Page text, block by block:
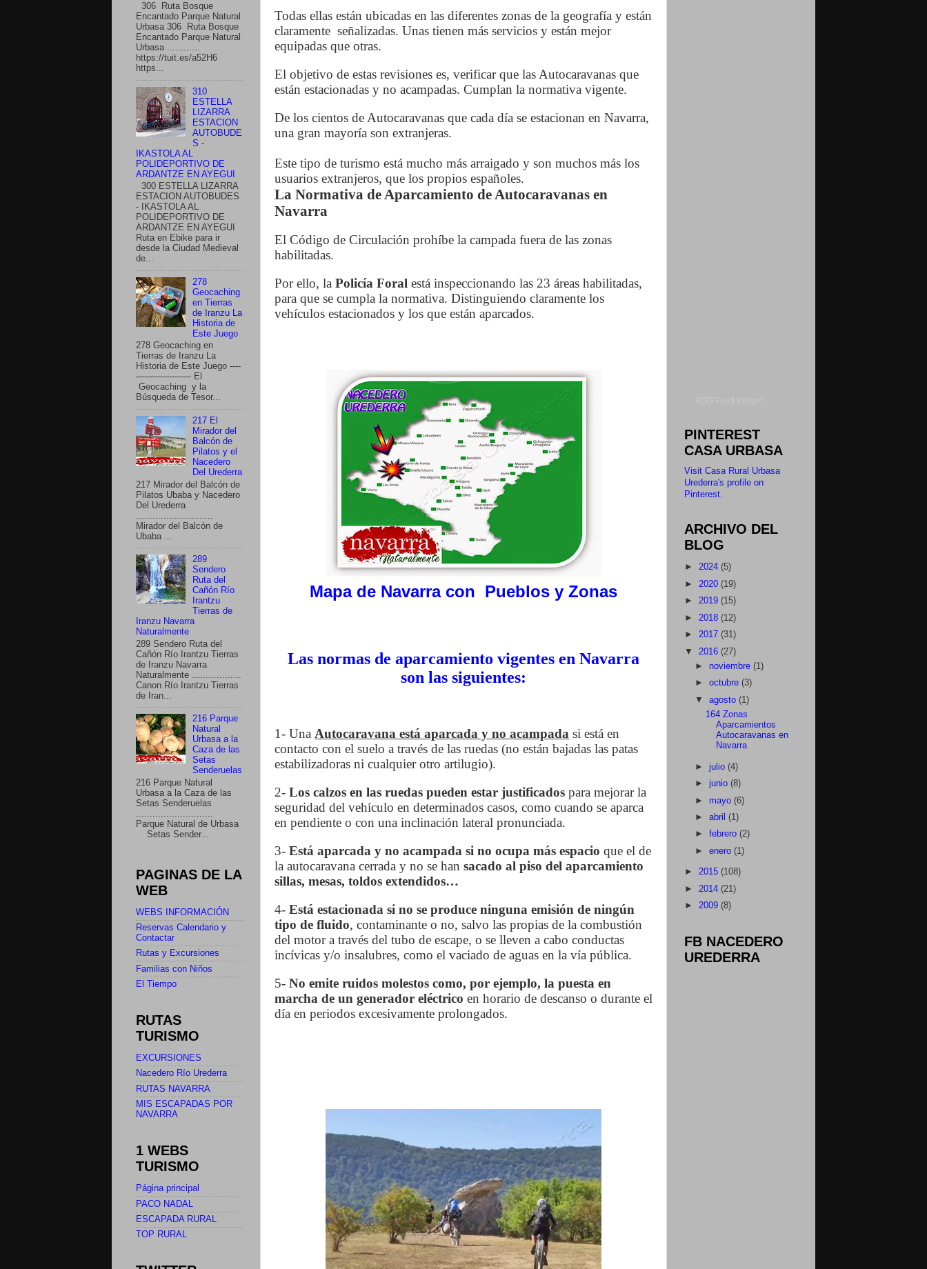
Todas ellas están ubicadas en las diferentes zonas de la geografía y están
claramente señalizadas. Unas tienen más servicios y están mejor
equipadas que otras.
El objetivo de estas revisiones es, verificar que las Autocaravanas que
están estacionadas y no acampadas. Cumplan la normativa vigente.
De los cientos de Autocaravanas que cada día se estacionan en Navarra,
una gran mayoría son extranjeras.
Este tipo de turismo está mucho más arraigado y son muchos más los
usuarios extranjeros, que los propios españoles.
La Normativa de Aparcamiento de Autocaravanas en
Navarra
El Código de Circulación prohíbe la campada fuera de las zonas
habilitadas.
Por ello, la Policía Foral está inspeccionando las 23 áreas habilitadas,
para que se cumpla la normativa. Distinguiendo claramente los
vehículos estacionados y los que están aparcados.
Mapa de Navarra con Pueblos y Zonas
Las normas de aparcamiento vigentes en Navarra
son las siguientes:
1- Una Autocaravana está aparcada y no acampada si está en
contacto con el suelo a través de las ruedas (no están bajadas las patas
estabilizadoras ni cualquier otro artilugio).
2- Los calzos en las ruedas pueden estar justificados para mejorar la
seguridad del vehículo en determinados casos, como cuando se aparca
en pendiente o con una inclinación lateral pronunciada.
3- Está aparcada y no acampada si no ocupa más espacio que el de
la autocaravana cerrada y no se han sacado al piso del aparcamiento
sillas, mesas, toldos extendidos…
4- Está estacionada si no se produce ninguna emisión de ningún
tipo de fluido, contaminante o no, salvo las propias de la combustión
del motor a través del tubo de escape, o se lleven a cabo conductas
incívicas y/o insalubres, como el vaciado de aguas en la vía pública.
5- No emite ruidos molestos como, por ejemplo, la puesta en
marcha de un generador eléctrico en horario de descanso o durante el
día en periodos excesivamente prolongados.
306 Ruta Bosque
Encantado Parque Natural
Urbasa 306 Ruta Bosque
Encantado Parque Natural
Urbasa ............
https://tuit.es/a52H6
https...
310
ESTELLA
LIZARRA
ESTACION
AUTOBUDE
S -
IKASTOLA AL
POLIDEPORTIVO DE
ARDANTZE EN AYEGUI
300 ESTELLA LIZARRA
ESTACION AUTOBUDES
- IKASTOLA AL
POLIDEPORTIVO DE
ARDANTZE EN AYEGUI
Ruta en Ebike para ir
desde la Ciudad Medieval
de...
278
Geocaching
en Tierras
de Iranzu La
Historia de
Este Juego
278 Geocaching en
Tierras de Iranzu La
Historia de Este Juego ----
-------------------- El
Geocaching y la
Búsqueda de Tesor...
217 El
Mirador del
Balcón de
Pilatos y el
Nacedero
Del Urederra
217 Mirador del Balcón de
Pilatos Ubaba y Nacedero
Del Urederra
Mirador del Balcón de
Ubaba ...
289
Sendero
Ruta del
Cañón Río
Irantzu
Tierras de
Iranzu Navarra
Naturalmente
289 Sendero Ruta del
Cañón Río Irantzu Tierras
de Iranzu Navarra
Naturalmente ..................
Canon Río Irantzu Tierras
de Iran...
216 Parque
Natural
Urbasa a la
Caza de las
Setas
Senderuelas
216 Parque Natural
Urbasa a la Caza de las
Setas Senderuelas
Parque Natural de Urbasa
Setas Sender...
PAGINAS DE LA
WEB
WEBS INFORMACIÓN
Reservas Calendario y
Contactar
Rutas y Excursiones
Familias con Niños
El Tiempo
RUTAS
TURISMO
EXCURSIONES
Nacedero Río Urederra
RUTAS NAVARRA
MIS ESCAPADAS POR
NAVARRA
1 WEBS
TURISMO
Página principal
PACO NADAL
ESCAPADA RURAL
TOP RURAL
PINTEREST
CASA URBASA
Visit Casa Rural Urbasa
Urederra's profile on
Pinterest.
ARCHIVO DEL
BLOG
► 2024 (5)
► 2020 (19)
► 2019 (15)
► 2018 (12)
► 2017 (31)
▼ 2016 (27)
► noviembre (1)
►octubre (3)
▼agosto (1)
164 Zonas
Aparcamientos
Autocaravanas en
Navarra
► julio (4)
► junio (8)
► mayo (6)
►abril (1)
►febrero (2)
►enero (1)
► 2015 (108)
► 2014 (21)
► 2009 (8)
FB NACEDERO
UREDERRA